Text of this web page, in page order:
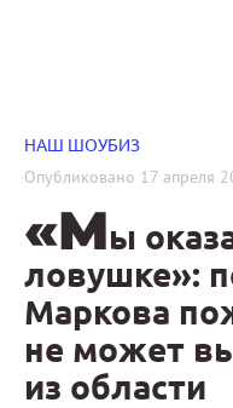
НАШ ШОУБИЗ
Опубликовано 17 апреля
«Мы
ловушке»:
Маркова
не может
из области